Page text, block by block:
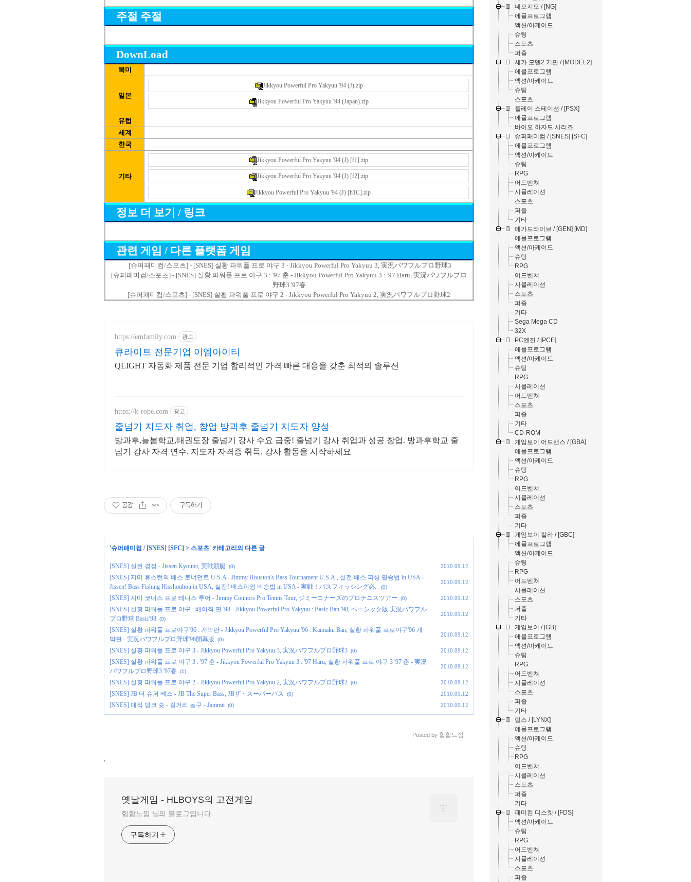
주절 주절
DownLoad
북미
일본
Jikkyou Powerful Pro Yakyuu '94 (J).zip
Jikkyou Powerful Pro Yakyuu '94 (Japan).zip
유럽
세계
한국
기타
Jikkyou Powerful Pro Yakyuu '94 (J) [f1].zip
Jikkyou Powerful Pro Yakyuu '94 (J) [f2].zip
Jikkyou Powerful Pro Yakyuu '94 (J) [h1C].zip
정보 더 보기 / 링크
관련 게임 / 다른 플랫폼 게임
[슈퍼패미컴/스포츠] - [SNES] 실황 파워풀 프로 야구 3 - Jikkyou Powerful Pro Yakyuu 3, 実況パワフルプロ野球3
[슈퍼패미컴/스포츠] - [SNES] 실황 파워풀 프로 야구 3 : '97 춘 - Jikkyou Powerful Pro Yakyuu 3 : '97 Haru, 実況パワフルプロ
野球3 '97春
[슈퍼패미컴/스포츠] - [SNES] 실황 파워풀 프로 야구 2 - Jikkyou Powerful Pro Yakyuu 2, 実況パワフルプロ野球2
https://emfamily.com 광고
큐라이트 전문기업 이엠아이티
QLIGHT 자동화 제품 전문 기업 합리적인 가격 빠른 대응을 갖춘 최적의 솔루션
https://k-rope.com 광고
줄넘기 지도자 취업, 창업 방과후 줄넘기 지도자 양성
방과후,늘봄학교,태권도장 줄넘기 강사 수요 급중! 줄넘기 강사 취업과 성공 창업. 방과후학교 줄
넘기 강사 자격 연수. 지도자 자격증 취득. 강사 활동을 시작하세요
공감 구독하기
'슈퍼패미컴 / [SNES] [SFC] > 스포츠' 카테고리의 다른 글
[SNES] 실전 경정 - Jissen Kyoutei, 実戦競艇 (0) 2010.09.12
[SNES] 지미 휴스턴의 베스 토너먼트 U.S.A - Jimmy Houston's Bass Tournament U.S.A., 실전 베스 피싱 필승법 in USA -
Jissen! Bass Fishing Hisshouhou in USA, 실전! 배스피슁 비승법 in USA - 実戦！バスフィッシング必..
(0)
2010.09.12
[SNES] 지미 코너스 프로 테니스 투어 - Jimmy Connors Pro Tennis Tour, ジミーコナーズのプロテニスツアー (0) 2010.09.12
[SNES] 실황 파워풀 프로 야구 : 베이직 판 '98 - Jikkyou Powerful Pro Yakyuu : Basic Ban '98, ベーシック版 実況パワフル
プロ野球 Basic'98 (0)
2010.09.12
[SNES] 실황 파워풀 프로야구'96 : 개막판 - Jikkyou Powerful Pro Yakyuu '96 : Kaimaku Ban, 실황 파워풀 프로야구'96 개
막판 - 実況パワフルプロ野球'96開幕版
(0)
2010.09.12
[SNES] 실황 파워풀 프로 야구 3 - Jikkyou Powerful Pro Yakyuu 3, 実況パワフルプロ野球3 (0) 2010.09.12
[SNES] 실황 파워풀 프로 야구 3 : '97 춘 - Jikkyou Powerful Pro Yakyuu 3 : '97 Haru, 실황 파워풀 프로 야구 3 '97 춘 - 実況
パワフルプロ野球3 '97春 (1)
2010.09.12
[SNES] 실황 파워풀 프로 야구 2 - Jikkyou Powerful Pro Yakyuu 2, 実況パワフルプロ野球2 (0) 2010.09.12
[SNES] JB 더 슈퍼 베스 - JB The Super Bass, JBザ・スーパーバス (0) 2010.09.12
[SNES] 매직 덩크 슛 - 길거리 농구 - Jammit (0) 2010.09.12
Posted by 힙합느낌
,
옛날게임 - HLBOYS의 고전게임
힙합느낌 님의 블로그입니다.
구독하기
네오지오 / [NG]
에뮬프로그램
액션/아케이드
슈팅
스포츠
퍼즐
세가 모델2 기판 / [MODEL2]
에뮬프로그램
액션/아케이드
슈팅
스포츠
플레이 스테이션 / [PSX]
에뮬프로그램
바이오 하자드 시리즈
슈퍼패미컴 / [SNES] [SFC]
에뮬프로그램
액션/아케이드
슈팅
RPG
어드벤쳐
시뮬레이션
스포츠
퍼즐
기타
메가드라이브 / [GEN] [MD]
에뮬프로그램
액션/아케이드
슈팅
RPG
어드벤쳐
시뮬레이션
스포츠
퍼즐
기타
Sega Mega CD
32X
PC엔진 / [PCE]
에뮬프로그램
액션/아케이드
슈팅
RPG
시뮬레이션
어드벤쳐
스포츠
퍼즐
기타
CD-ROM
게임보이 어드밴스 / [GBA]
에뮬프로그램
액션/아케이드
슈팅
RPG
어드벤쳐
시뮬레이션
스포츠
퍼즐
기타
게임보이 칼라 / [GBC]
에뮬프로그램
액션/아케이드
슈팅
RPG
어드벤쳐
시뮬레이션
스포츠
퍼즐
기타
게임보이 / [GB]
에뮬프로그램
액션/아케이드
슈팅
RPG
어드벤쳐
시뮬레이션
스포츠
퍼즐
기타
링스 / [LYNX]
에뮬프로그램
액션/아케이드
슈팅
RPG
어드벤쳐
시뮬레이션
스포츠
퍼즐
기타
패미컴 디스켓 / [FDS]
액션/아케이드
슈팅
RPG
어드벤쳐
시뮬레이션
스포츠
퍼즐